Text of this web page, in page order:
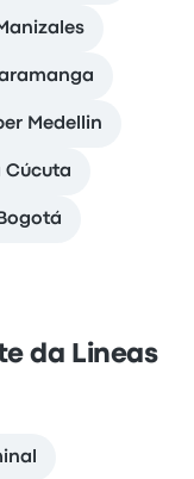
Medellin
Cúcuta
da Lineas